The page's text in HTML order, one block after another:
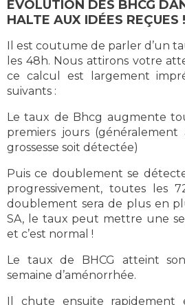
EVOLUTION DES BHCG
HALTE AUX IDÉES REÇUES
Il est coutume de parler d’un
les 48h. Nous attirons votre
ce calcul est largement
suivants :
Le taux de Bhcg augmente
premiers jours
grossesse soit détectée)
Puis ce doublement se
progressivement, toutes
doublement sera de plus en
SA, le taux peut mettre une
et c’est normal !
Le taux de BHCG atteint
semaine d’aménorrhée.
Il chute ensuite rapidement